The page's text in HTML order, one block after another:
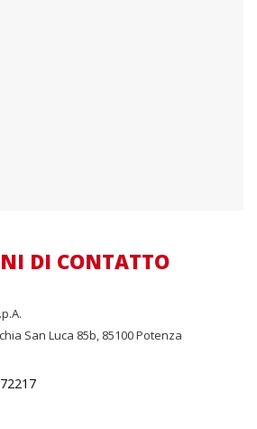
DI CONTATTO
San Luca 85b, 85100 Potenza